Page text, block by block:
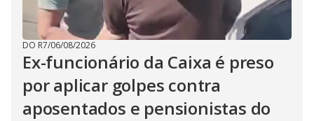
DO R7/06/08/2026
Ex-funcionário da Caixa é preso
por aplicar golpes contra
aposentados e pensionistas do